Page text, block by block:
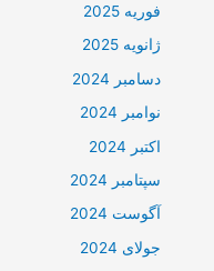
فوریه 2025
ژانویه 2025
دسامبر 2024
نوامبر 2024
اکتبر 2024
سپتامبر 2024
آگوست 2024
جولای 2024